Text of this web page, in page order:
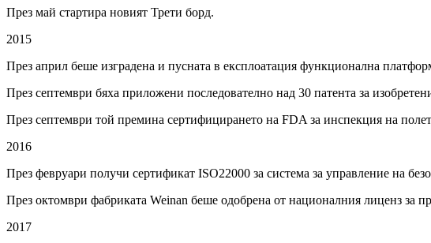
През май стартира новият Трети борд.
2015
През април беше изградена и пусната в експлоатация функционална
През септември бяха приложени последователно над 30 патента за
През септември той премина сертифицирането на FDA за инспекция на
2016
През февруари получи сертификат ISO22000 за система за управление на
През октомври фабриката Weinan беше одобрена от националния лиценз за
2017